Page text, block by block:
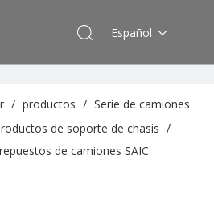
Español
/ productos / Serie de camiones
de soporte de chasis /
de camiones SAIC